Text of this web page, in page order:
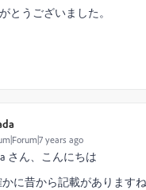
とうございました。
years ago
さん、こんにちは
に昔から記載があります